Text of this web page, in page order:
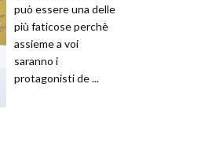
può essere una delle
più faticose perchè
assieme a voi
saranno i
protagonisti de ...